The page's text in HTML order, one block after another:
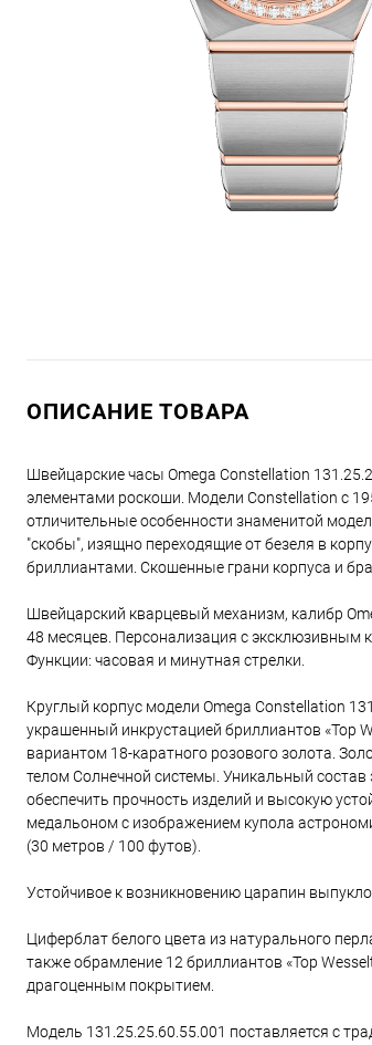
ОПИСАНИЕ ТОВАРА
Швейцарские часы Omega Constellation
элементами роскоши. Модели Constellation с
отличительные особенности знаменитой
"скобы", изящно переходящие от безеля в
бриллиантами. Скошенные грани корпуса и
Швейцарский кварцевый механизм, калибр
48 месяцев. Персонализация с эксклюзивным
Функции: часовая и минутная стрелки.
Круглый корпус модели Omega Constellation
украшенный инкрустацией бриллиантов «Top
вариантом 18-каратного розового золота.
телом Солнечной системы. Уникальный состав
обеспечить прочность изделий и высокую
медальоном с изображением купола
(30 метров / 100 футов).
Устойчивое к возникновению царапин
Циферблат белого цвета из натурального
также обрамление 12 бриллиантов «Top
драгоценным покрытием.
Модель 131.25.25.60.55.001 поставляется с